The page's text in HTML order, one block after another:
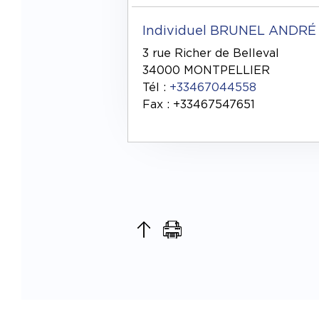
Individuel BRUNEL ANDRÉ
3 rue Richer de Belleval
34000 MONTPELLIER
Tél : +33467044558
Fax : +33467547651